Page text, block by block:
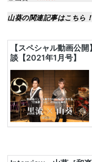
山葵の関連記事はこちら！